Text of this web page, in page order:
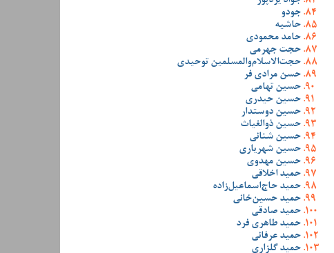
جودو
حاشیه
حامد محمودی
حجت جهرمی
حجت‌الاسلام‌والمسلمین توحیدی
حسن مرادی فر
حسین تهامی
حسین حیدری
حسین دوستدار
حسین ذوالغیاث
حسین شنانی
حسین شهریاری
حسین مهدوی
حمید اخلاقی
حمید حاج‌اسماعیل‌زاده
حمید حسین‌خانی
حمید صادقی
حمید طاهری فرد
حمید عرفانی
حمید گلزاری